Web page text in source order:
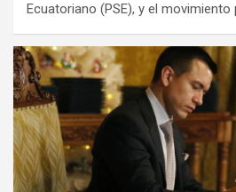
Ecuatoriano (PSE), y el